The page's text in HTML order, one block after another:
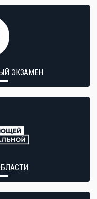
ЭКЗАМЕН